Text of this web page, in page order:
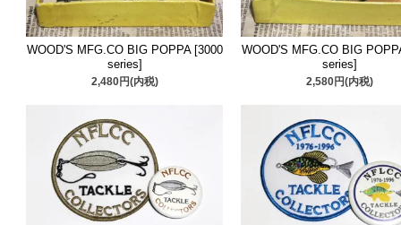
WOOD'S MFG.CO BIG POPPA [3000
series]
2,480円(内税)
WOOD'S MFG.CO BIG
series]
2,580円(内税)